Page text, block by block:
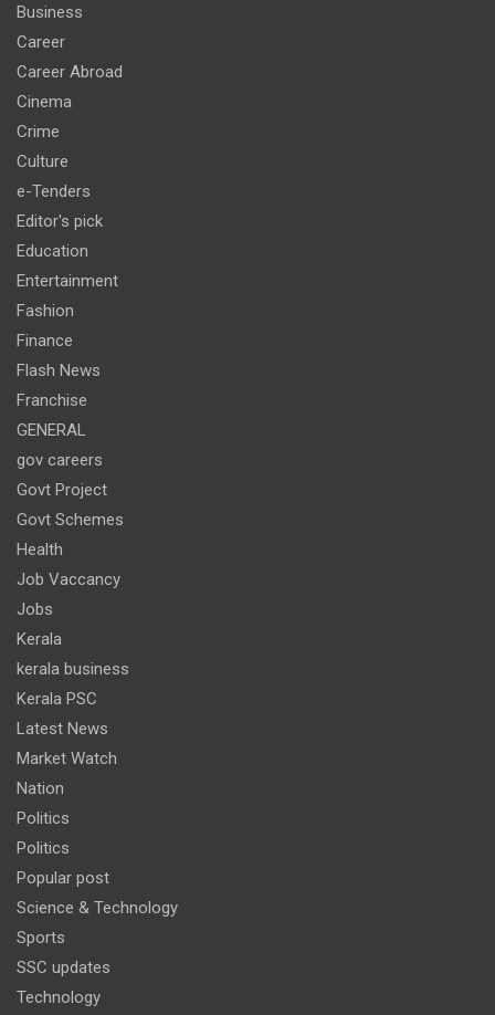
Business
Career
Career Abroad
Cinema
Crime
Culture
e-Tenders
Editor's pick
Education
Entertainment
Fashion
Finance
Flash News
Franchise
GENERAL
gov careers
Govt Project
Govt Schemes
Health
Job Vaccancy
Jobs
Kerala
kerala business
Kerala PSC
Latest News
Market Watch
Nation
Politics
Politics
Popular post
Science & Technology
Sports
SSC updates
Technology